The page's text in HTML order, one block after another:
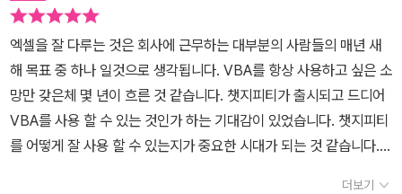
엑셀을 잘 다루는 것은 회사에 근무하는 대부분의 사람들의 매년 새
해 목표 중 하나 일것으로 생각됩니다. VBA를 항상 사용하고 싶은 소
망만 갖은체 몇 년이 흐른 것 같습니다. 챗지피티가 출시되고 드디어
VBA를 사용 할 수 있는 것인가 하는 기대감이 있었습니다. 챗지피티
를 어떻게 잘 사용 할 수 있는지가 중요한 시대가 되는 것 같습니다.
더보기